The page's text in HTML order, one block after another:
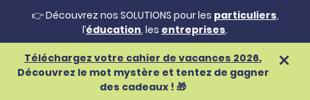
👉 Découvrez nos SOLUTIONS pour les particuliers,
l’éducation, les entreprises.
Téléchargez votre cahier de vacances 2026.
Découvrez le mot mystère et tentez de gagner
des cadeaux ! 🎁